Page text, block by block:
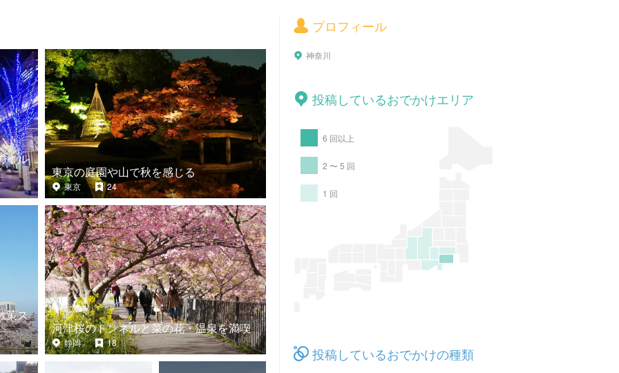
プロフィール
神奈川
投稿しているおでかけエリア
6 回以上
2 〜 5 回
1 回
投稿しているおでかけの種類
イル
東京の庭園や山で秋を感じる
東京 24
策ス
河津桜のトンネルと菜の花・温泉を満喫
静岡 18